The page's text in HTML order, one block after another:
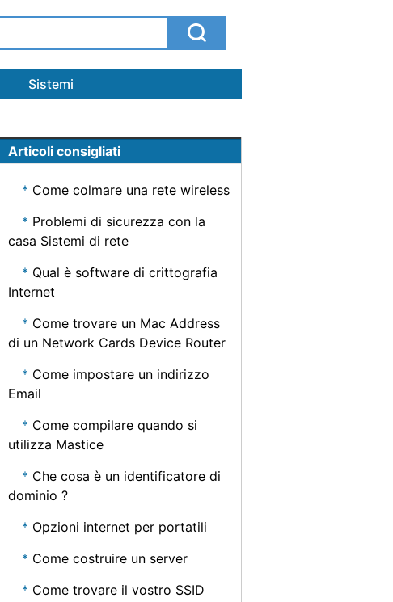
Sistemi
Articoli consigliati
Come colmare una rete wireless
Problemi di sicurezza con la
casa Sistemi di rete
Qual è software di crittografia
Internet
Come trovare un Mac Address
di un Network Cards Device Router
Come impostare un indirizzo
Email
Come compilare quando si
utilizza Mastice
Che cosa è un identificatore di
dominio ?
Opzioni internet per portatili
Come costruire un server
Come trovare il vostro SSID